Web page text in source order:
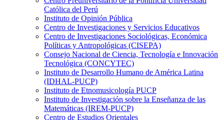
Católica del Perú
Instituto de Opinión Pública
Centro de Investigaciones y Servicios Educativos
Centro de Investigaciones Sociológicas, Económica
Políticas y Antropológicas (CISEPA)
Consejo Nacional de Ciencia, Tecnología e Innovación
Tecnológica (CONCYTEC)
Instituto de Desarrollo Humano de América Latina
(IDHAL-PUCP)
Instituto de Etnomusicología PUCP
Instituto de Investigación sobre la Enseñanza de las
Matemáticas (IREM-PUCP)
Centro de Estudios Orientales